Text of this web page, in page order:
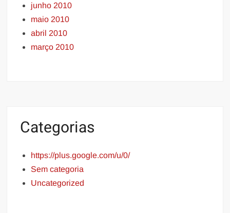
junho 2010
maio 2010
abril 2010
março 2010
Categorias
https://plus.google.com/u/0/
Sem categoria
Uncategorized